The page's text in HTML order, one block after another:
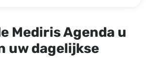
Mediris Agenda u
uw dagelijkse